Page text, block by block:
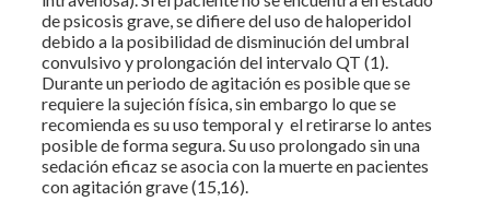
de psicosis grave, se difiere del uso de haloperidol
debido a la posibilidad de disminución del umbral
convulsivo y prolongación del intervalo QT (1).
Durante un periodo de agitación es posible que se
requiere la sujeción física, sin embargo lo que se
recomienda es su uso temporal y el retirarse lo antes
posible de forma segura. Su uso prolongado sin una
sedación eficaz se asocia con la muerte en pacientes
con agitación grave (15,16).